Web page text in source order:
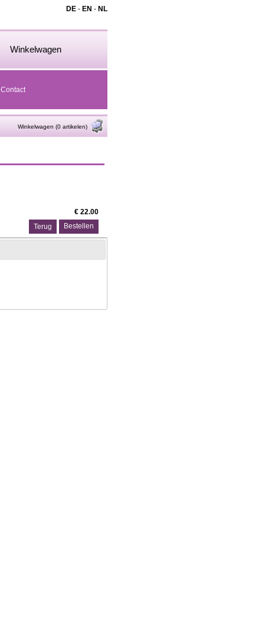
DE - EN - NL
Winkelwagen
Contact
Winkelwagen (0 artikelen)
€ 22.00
Terug